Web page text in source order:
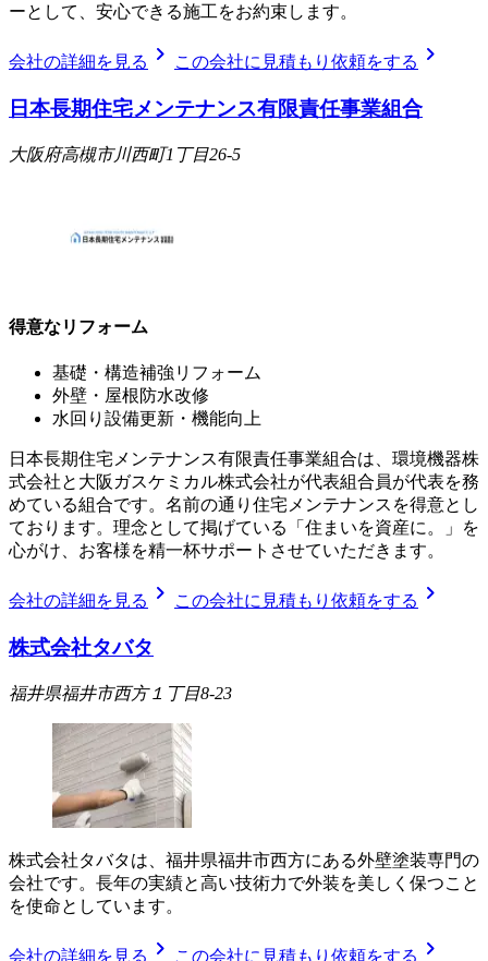
ーとして、安心できる施工をお約束します。
会社の詳細を見る chevron_right この会社に見積もり依頼をする chevron_right
日本長期住宅メンテナンス有限責任事業組合
大阪府高槻市川西町1丁目26-5
得意なリフォーム
基礎・構造補強リフォーム
外壁・屋根防水改修
水回り設備更新・機能向上
日本長期住宅メンテナンス有限責任事業組合は、環境機器株
式会社と大阪ガスケミカル株式会社が代表組合員が代表を務
めている組合です。名前の通り住宅メンテナンスを得意とし
ております。理念として掲げている「住まいを資産に。」を
心がけ、お客様を精一杯サポートさせていただきます。
会社の詳細を見る chevron_right この会社に見積もり依頼をする chevron_right
株式会社タバタ
福井県福井市西方１丁目8-23
株式会社タバタは、福井県福井市西方にある外壁塗装専門の
会社です。長年の実績と高い技術力で外装を美しく保つこと
を使命としています。
会社の詳細を見る chevron_right この会社に見積もり依頼をする chevron_right